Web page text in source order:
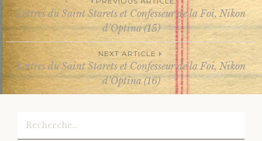
Post
navigation
Lettres du Saint Starets et Confesseur de la Foi, Nikon
d’Optina (15)
NEXT ARTICLE
Lettres du Saint Starets et Confesseur de la Foi, Nikon
d’Optina (16)